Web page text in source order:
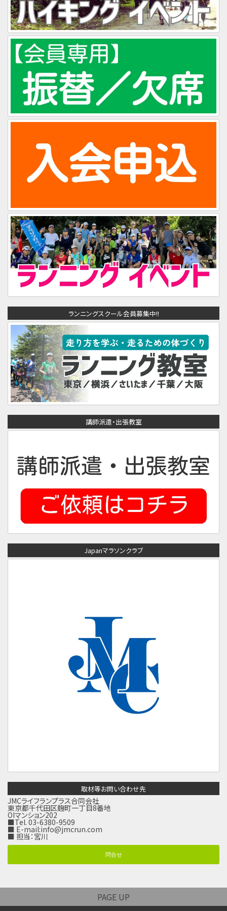
ランニングスクール会員募集中!!
講師派遣・出張教室
Japanマラソンクラブ
取材等お問い合わせ先
JMCライフランプラス合同会社
東京都千代田区麹町一丁目8番地
OIマンション202
■Tel. 03-6380-9509
■ E-mail:info@jmcrun.com
■ 担当：宮川
問合せ
PAGE UP